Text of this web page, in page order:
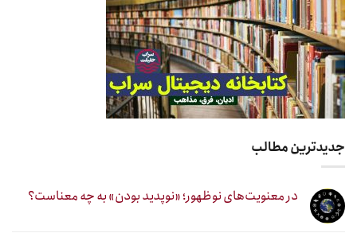
جدیدترین مطالب
در معنویت‌های نوظهور؛ «نوپدید بودن» به چه معناست؟